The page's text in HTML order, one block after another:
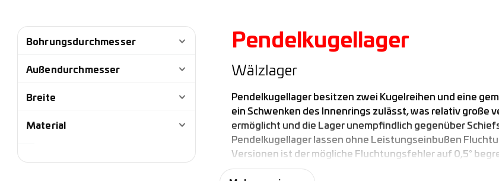
Bohrungsdurchmesser
Außendurchmesser
Breite
Material
Pendelkugellager
Wälzlager
Pendelkugellager besitzen zwei Kugelreihen und eine
ein Schwenken des Innenrings zulässt, was relativ
ermöglicht und die Lager unempfindlich gegenüber
Pendelkugellager lassen ohne Leistungseinbußen
Versionen ist der mögliche Fluchtungsfehler auf 0,5°